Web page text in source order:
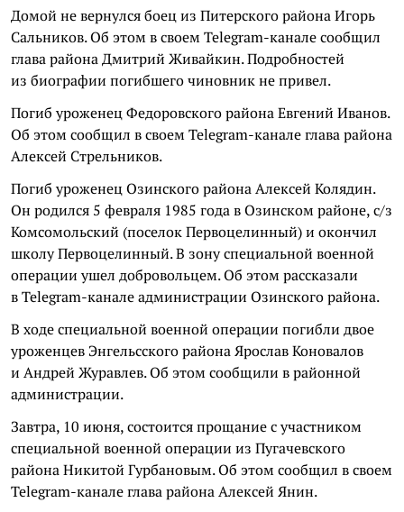
Домой не вернулся боец из Питерского района Игорь
Сальников. Об этом в своем Telegram-канале сообщил
глава района Дмитрий Живайкин. Подробностей
из биографии погибшего чиновник не привел.
Погиб уроженец Федоровского района Евгений Иванов.
Об этом сообщил в своем Telegram-канале глава района
Алексей Стрельников.
Погиб уроженец Озинского района Алексей Колядин.
Он родился 5 февраля 1985 года в Озинском районе, с/з
Комсомольский (поселок Первоцелинный) и окончил
школу Первоцелинный. В зону специальной военной
операции ушел добровольцем. Об этом рассказали
в Telegram-канале администрации Озинского района.
В ходе специальной военной операции погибли двое
уроженцев Энгельсского района Ярослав Коновалов
и Андрей Журавлев. Об этом сообщили в районной
администрации.
Завтра, 10 июня, состоится прощание с участником
специальной военной операции из Пугачевского
района Никитой Гурбановым. Об этом сообщил в своем
Telegram-канале глава района Алексей Янин.